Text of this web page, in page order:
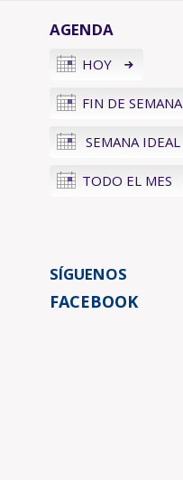
AGENDA
HOY
FIN DE SEMANA
SEMANA IDEAL
TODO EL MES
SÍGUENOS
FACEBOOK